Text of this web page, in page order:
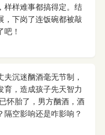
样样难事都搞得定。结
，下岗了连饭碗都被敲
！
沉迷酗酒毫无节制，
育，造成孩子先天智力
怀胎了，男方酗酒，酒
空影响还是咋影响？